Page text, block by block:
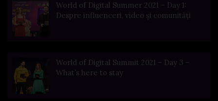
World of Digital Summer 2021 – Day 1:
Despre influenceri, video și comunități
World of Digital Summit 2021 – Day 3 –
What’s here to stay